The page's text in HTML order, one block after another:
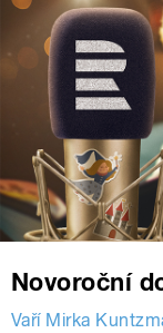
Novoroční
Vaří Mirka